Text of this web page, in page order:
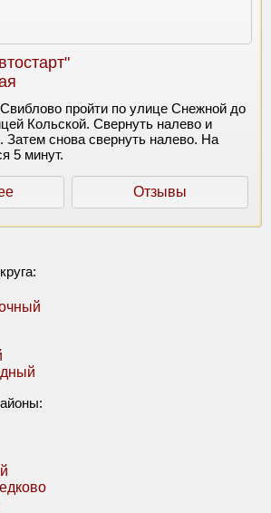
пройти по улице Снежной до
Кольской. Свернуть налево и
Затем снова свернуть налево. На
5 минут.
Отзывы